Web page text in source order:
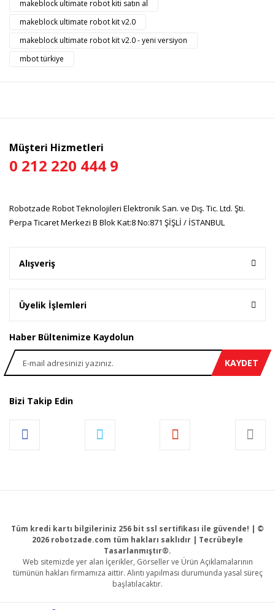
Ürün fiyatı diğer sitelerden daha pahalı.
Bu ürüne benzer farklı alternatifler olmalı.
makeblock ultimate robot kiti satın al
makeblock ultimate robot kit v2.0
makeblock ultimate robot kit v2.0 - yeni versiyon
mbot türkiye
Müşteri Hizmetleri
0 212 220 444 9
Robotzade Robot Teknolojileri Elektronik San. ve Dış. Tic. Ltd. Şti.
Perpa Ticaret Merkezi B Blok Kat:8 No:871 ŞİŞLİ / İSTANBUL
Alışveriş
Üyelik İşlemleri
Haber Bültenimize Kaydolun
KAYDET
Bizi Takip Edin
Tüm kredi kartı bilgileriniz 256 bit ssl sertifikası ile güvende! | ©
2026 robotzade.com tüm hakları saklıdır | Tecrübeyle
Tasarlanmıştır®.
Web sitemizde yer alan İçerikler, Görseller ve Ürün Açıklamalarının
tümünün hakları firmamıza aittir. Alıntı yapılması durumunda yasal süreç
başlatılacaktır.